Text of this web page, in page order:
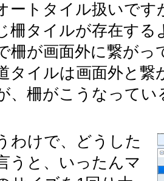
ートタイル扱いです
柵タイルが存在す
柵が画面外に繋がっ
タイルは画面外と繋
、柵がこうなって
わけで、どうした
うと、いったんマ